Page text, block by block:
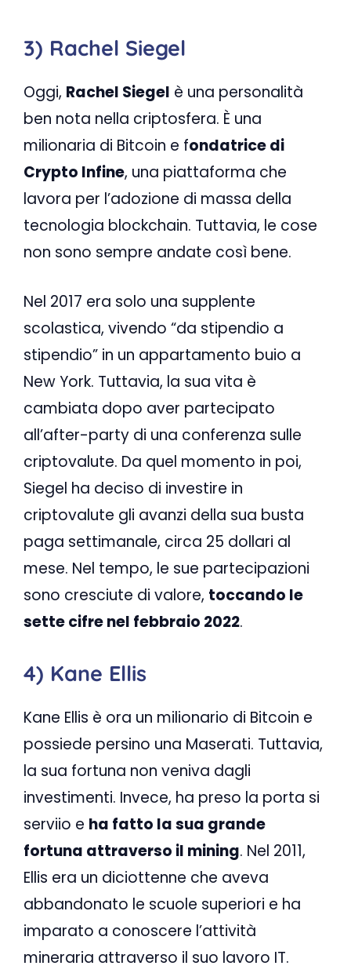
3) Rachel Siegel
Oggi, Rachel Siegel è una personalità
ben nota nella criptosfera. È una
milionaria di Bitcoin e fondatrice di
Crypto Infine, una piattaforma che
lavora per l’adozione di massa della
tecnologia blockchain. Tuttavia, le cose
non sono sempre andate così bene.
Nel 2017 era solo una supplente
scolastica, vivendo “da stipendio a
stipendio” in un appartamento buio a
New York. Tuttavia, la sua vita è
cambiata dopo aver partecipato
all’after-party di una conferenza sulle
criptovalute. Da quel momento in poi,
Siegel ha deciso di investire in
criptovalute gli avanzi della sua busta
paga settimanale, circa 25 dollari al
mese. Nel tempo, le sue partecipazioni
sono cresciute di valore, toccando le
sette cifre nel febbraio 2022.
4) Kane Ellis
Kane Ellis è ora un milionario di Bitcoin e
possiede persino una Maserati. Tuttavia,
la sua fortuna non veniva dagli
investimenti. Invece, ha preso la porta si
serviio e ha fatto la sua grande
fortuna attraverso il mining. Nel 2011,
Ellis era un diciottenne che aveva
abbandonato le scuole superiori e ha
imparato a conoscere l’attività
mineraria attraverso il suo lavoro IT.